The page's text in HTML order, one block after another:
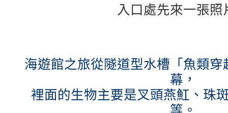
入口處先來一張照
海遊館之旅從隧道型水槽「魚類
幕，
裡面的生物主要是叉頭燕魟、珠
等。